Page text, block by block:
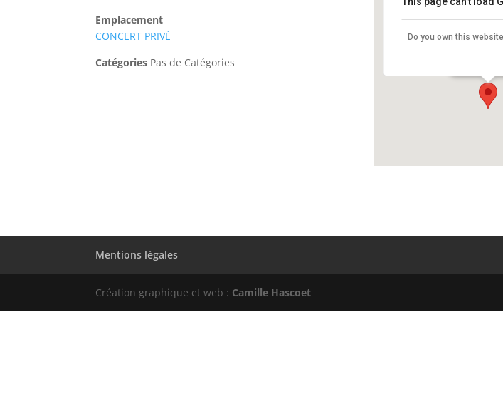
CONCERT
Do you own this
Emplacement
CONCERT PRIVÉ
Catégories Pas de Catégories
Mentions légales
Création graphique et web : Camille Hascoet